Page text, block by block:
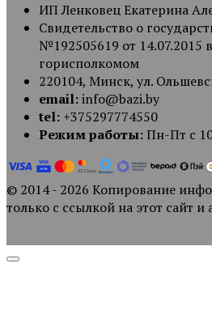
ИП Ленковец Екатерина
Свидетельство о
№192505619 от
горисполкомом
220104, Минск, ул.
email:info@bazi.by
tel: +375297774550
Режим работы:Пн-Пт с
© 2014 - 2026 Копирование
только с ссылкой на этот сайт и